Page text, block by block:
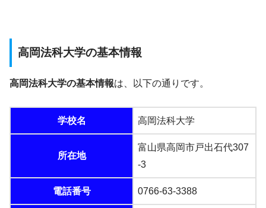
高岡法科大学の基本情報
高岡法科大学の基本情報は、以下の通りです。
学校名 高岡法科大学
所在地
富山県高岡市戸出石代307
-3
電話番号 0766-63-3388